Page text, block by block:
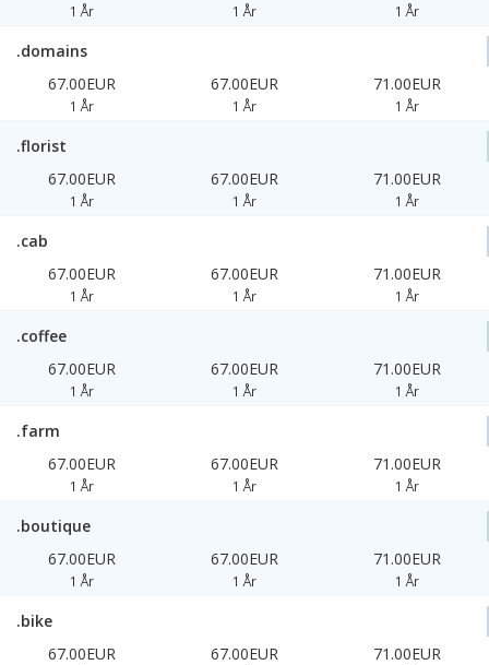
1 År 1 År 1 År
.domains
67.00EUR
1 År
67.00EUR
1 År
71.00EUR
1 År
.florist
67.00EUR
1 År
67.00EUR
1 År
71.00EUR
1 År
.cab
67.00EUR
1 År
67.00EUR
1 År
71.00EUR
1 År
.coffee
67.00EUR
1 År
67.00EUR
1 År
71.00EUR
1 År
.farm
67.00EUR
1 År
67.00EUR
1 År
71.00EUR
1 År
.boutique
67.00EUR
1 År
67.00EUR
1 År
71.00EUR
1 År
.bike
67.00EUR
67.00EUR 71.00EUR